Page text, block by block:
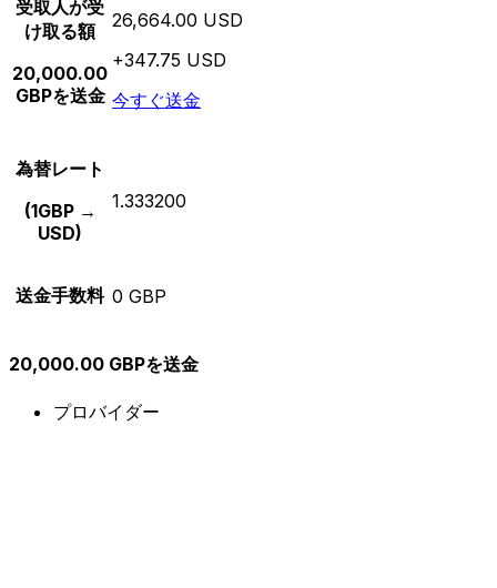
受取人が受
け取る額
20,000.00
GBPを送金
26,664.00 USD
+347.75 USD
今すぐ送金
為替レート
(1GBP →
USD)
1.333200
送金手数料 0 GBP
20,000.00 GBPを送金
プロバイダー